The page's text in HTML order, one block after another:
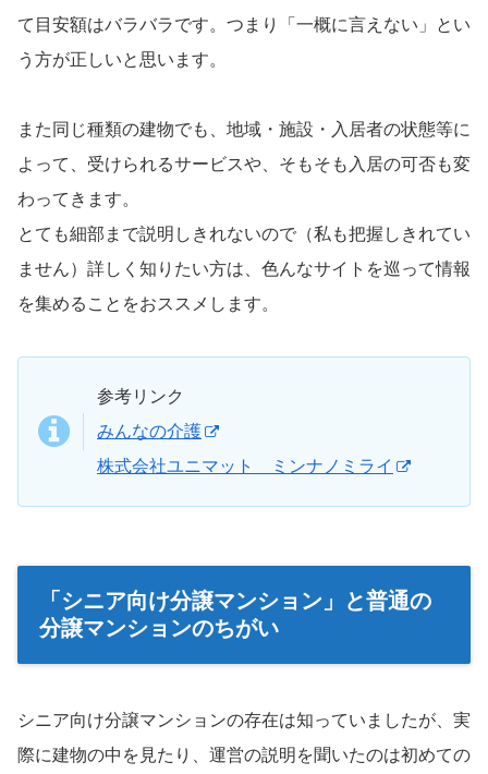
て目安額はバラバラです。つまり「一概に言えない」とい
う方が正しいと思います。
また同じ種類の建物でも、地域・施設・入居者の状態等に
よって、受けられるサービスや、そもそも入居の可否も変
わってきます。
とても細部まで説明しきれないので（私も把握しきれてい
ません）詳しく知りたい方は、色んなサイトを巡って情報
を集めることをおススメします。
参考リンク
みんなの介護
株式会社ユニマット ミンナノミライ
「シニア向け分譲マンション」と普通の
分譲マンションのちがい
シニア向け分譲マンションの存在は知っていましたが、実
際に建物の中を見たり、運営の説明を聞いたのは初めての